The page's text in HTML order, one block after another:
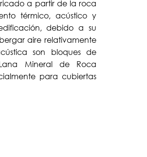
a partir de la roca
térmico, acústico y
debido a su
aire relativamente
son bloques de
Mineral de Roca
para cubiertas